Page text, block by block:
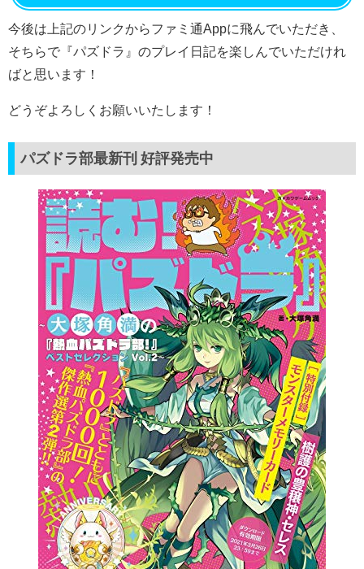
今後は上記のリンクからファミ通Appに飛んでいただき、
そちらで『パズドラ』のプレイ日記を楽しんでいただけれ
ばと思います！
どうぞよろしくお願いいたします！
パズドラ部最新刊 好評発売中